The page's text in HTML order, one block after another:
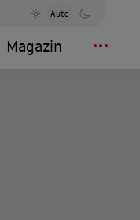
Auto
Magazin